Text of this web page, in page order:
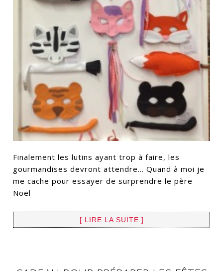
Finalement les lutins ayant trop à faire, les
gourmandises devront attendre… Quand à moi je
me cache pour essayer de surprendre le père
Noël
[ LIRE LA SUITE ]